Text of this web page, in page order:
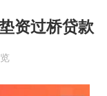
资过桥贷款